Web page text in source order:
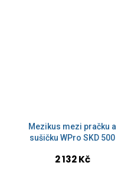
Mezikus mezi pračku a
sušičku WPro SKD 500
2 132 Kč